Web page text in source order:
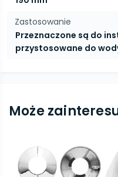
Zastosowanie
Przeznaczone są do
przystosowane do
Może